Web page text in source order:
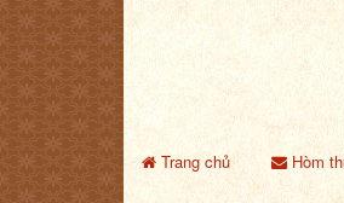
Trang chủ Hòm